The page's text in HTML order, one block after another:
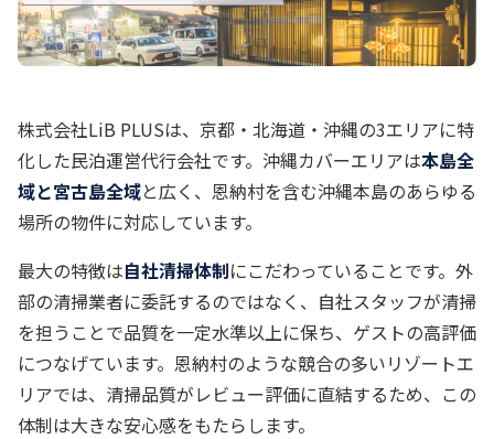
株式会社LiB PLUSは、京都・北海道・沖縄の3エリアに特
化した民泊運営代行会社です。沖縄カバーエリアは本島全
域と宮古島全域と広く、恩納村を含む沖縄本島のあらゆる
場所の物件に対応しています。
最大の特徴は自社清掃体制にこだわっていることです。外
部の清掃業者に委託するのではなく、自社スタッフが清掃
を担うことで品質を一定水準以上に保ち、ゲストの高評価
につなげています。恩納村のような競合の多いリゾートエ
リアでは、清掃品質がレビュー評価に直結するため、この
体制は大きな安心感をもたらします。